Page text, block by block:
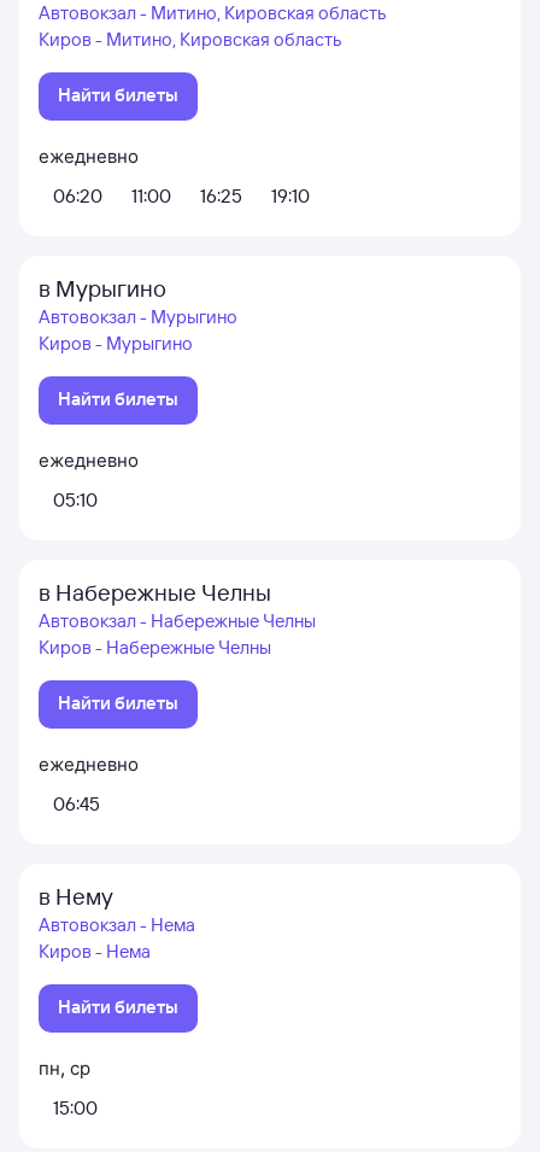
Автовокзал - Митино, Кировская область
Киров - Митино, Кировская область
Найти билеты
ежедневно
06:20
11:00 16:25 19:10
в Мурыгино
Автовокзал - Мурыгино
Киров - Мурыгино
Найти билеты
ежедневно
05:10
в Набережные Челны
Автовокзал - Набережные Челны
Киров - Набережные Челны
Найти билеты
ежедневно
06:45
в Нему
Автовокзал - Нема
Киров - Нема
Найти билеты
пн, ср
15:00